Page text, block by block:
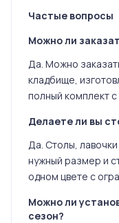
Частые вопросы
Можно ли
Да. Можно
кладбище,
полный комплект
Делаете ли вы
Да. Столы,
нужный размер и
одном цвете с
Можно ли
сезон?